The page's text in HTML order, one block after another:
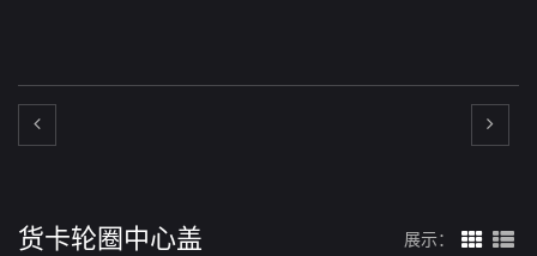
货卡轮圈中心盖 展示：